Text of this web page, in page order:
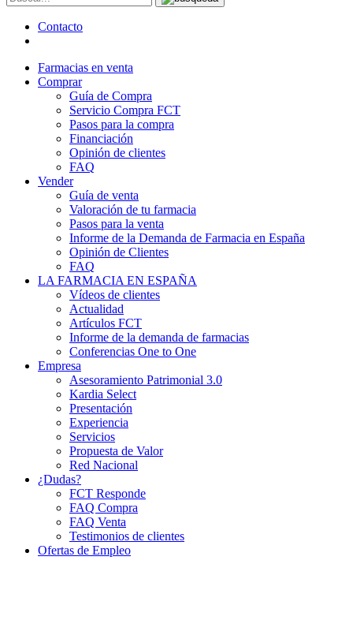
Contacto
Farmacias en venta
Comprar
Guía de Compra
Servicio Compra FCT
Pasos para la compra
Financiación
Opinión de clientes
FAQ
Vender
Guía de venta
Valoración de tu farmacia
Pasos para la venta
Informe de la Demanda de Farmacia en España
Opinión de Clientes
FAQ
LA FARMACIA EN ESPAÑA
Vídeos de clientes
Actualidad
Artículos FCT
Informe de la demanda de farmacias
Conferencias One to One
Empresa
Asesoramiento Patrimonial 3.0
Kardia Select
Presentación
Experiencia
Servicios
Propuesta de Valor
Red Nacional
¿Dudas?
FCT Responde
FAQ Compra
FAQ Venta
Testimonios de clientes
Ofertas de Empleo